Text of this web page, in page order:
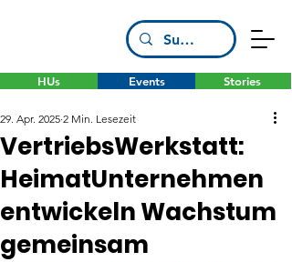
HUs Stories
Events
VertriebsWerkstatt:
HeimatUnternehmen
entwickeln Wachstum
gemeinsam
29. Apr. 2025 2 Min. Lesezeit